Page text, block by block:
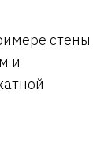
стены
и